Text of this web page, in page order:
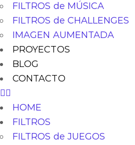
FILTROS de MÚSICA
FILTROS de CHALLENGES
IMAGEN AUMENTADA
PROYECTOS
BLOG
CONTACTO
HOME
FILTROS
FILTROS de JUEGOS